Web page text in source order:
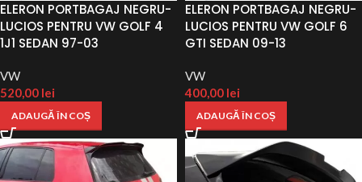
ELERON PORTBAGAJ NEGRU-
LUCIOS PENTRU VW GOLF 4
1J1 SEDAN 97-03
VW
520,00 lei
ADAUGĂ ÎN COȘ
ELERON PORTBAGAJ NEGRU-
LUCIOS PENTRU VW GOLF 6
GTI SEDAN 09-13
VW
400,00 lei
ADAUGĂ ÎN COȘ